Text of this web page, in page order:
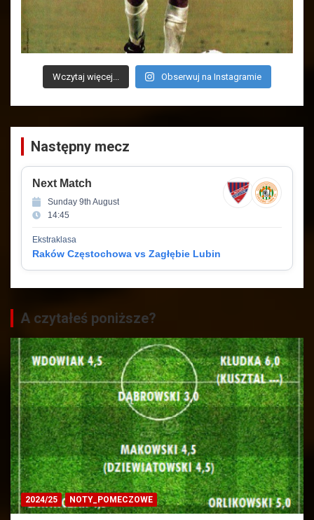
Wczytaj więcej... Obserwuj na Instagramie
Następny mecz
Next Match
Sunday 9th August
14:45
Ekstraklasa
Raków Częstochowa vs Zagłębie Lubin
A czytałeś poniższe?
2024/25 NOTY_POMECZOWE